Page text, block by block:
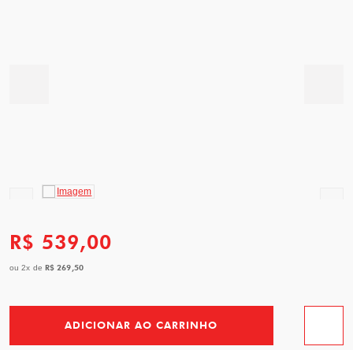
R$ 539,00
ou2x de R$ 269,50
ADICIONAR AO CARRINHO